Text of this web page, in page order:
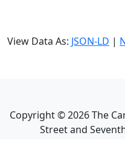
View Data As: JSON-LD |
Copyright ©2026The
Street and